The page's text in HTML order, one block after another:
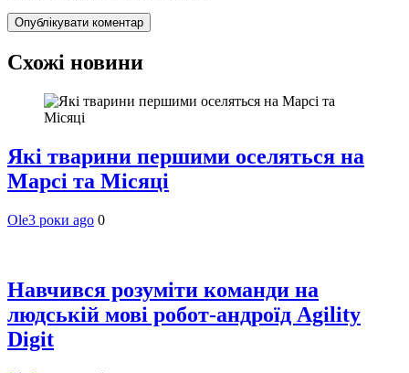
Схожі новини
Які тварини першими оселяться на
Марсі та Місяці
Ole3 роки ago 0
Навчився розуміти команди на
людській мові робот-андроїд Agility
Digit